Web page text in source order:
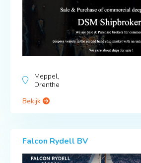
Meppel,
Drenthe
Bekijk
Falcon Rydell BV